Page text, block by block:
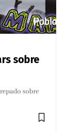
sobre
sobre